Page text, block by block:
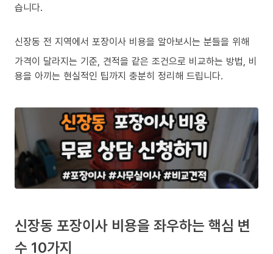
습니다.
신장동 전 지역에서 포장이사 비용을 알아보시는 분들을 위해
가격이 달라지는 기준, 견적을 같은 조건으로 비교하는 방법, 비
용을 아끼는 현실적인 팁까지 충분히 정리해 드립니다.
신장동 포장이사 비용을 좌우하는 핵심 변
수 10가지